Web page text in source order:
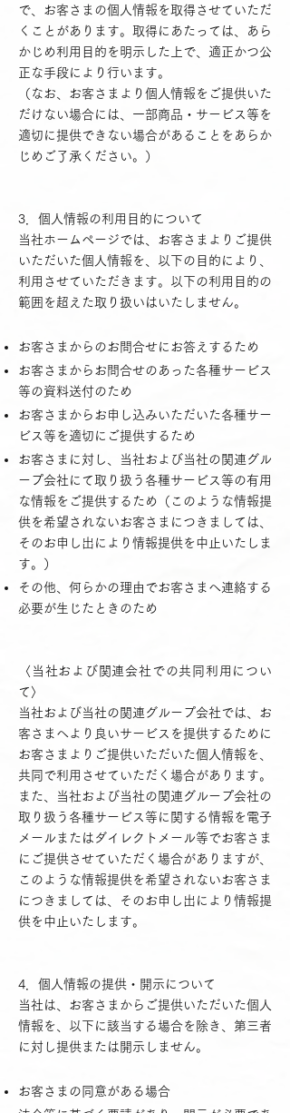
で、お客さまの個人情報を取得させていただ
くことがあります。取得にあたっては、あら
かじめ利用目的を明示した上で、適正かつ公
正な手段により行います。
（なお、お客さまより個人情報をご提供いた
だけない場合には、一部商品・サービス等を
適切に提供できない場合があることをあらか
じめご了承ください。）
3．個人情報の利用目的について
当社ホームページでは、お客さまよりご提供
いただいた個人情報を、以下の目的により、
利用させていただきます。以下の利用目的の
範囲を超えた取り扱いはいたしません。
お客さまからのお問合せにお答えするため
お客さまからお問合せのあった各種サービス
等の資料送付のため
お客さまからお申し込みいただいた各種サー
ビス等を適切にご提供するため
お客さまに対し、当社および当社の関連グル
ープ会社にて取り扱う各種サービス等の有用
な情報をご提供するため（このような情報提
供を希望されないお客さまにつきましては、
そのお申し出により情報提供を中止いたしま
す。）
その他、何らかの理由でお客さまへ連絡する
必要が生じたときのため
〈当社および関連会社での共同利用につい
て〉
当社および当社の関連グループ会社では、お
客さまへより良いサービスを提供するために
お客さまよりご提供いただいた個人情報を、
共同で利用させていただく場合があります。
また、当社および当社の関連グループ会社の
取り扱う各種サービス等に関する情報を電子
メールまたはダイレクトメール等でお客さま
にご提供させていただく場合がありますが、
このような情報提供を希望されないお客さま
につきましては、そのお申し出により情報提
供を中止いたします。
4．個人情報の提供・開示について
当社は、お客さまからご提供いただいた個人
情報を、以下に該当する場合を除き、第三者
に対し提供または開示しません。
お客さまの同意がある場合